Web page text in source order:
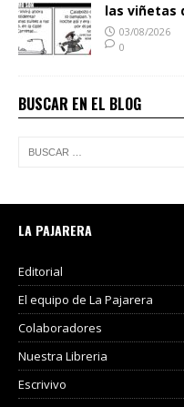
las viñetas
03/08/2026
0
BUSCAR EN EL BLOG
LA PAJARERA
Editorial
El equipo de La Pajarera
Colaboradores
Nuestra Libreria
Escrivivo